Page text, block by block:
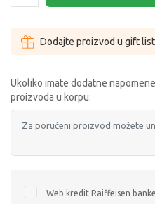
Dodajte proizvod u gift
Ukoliko imate dodatne
proizvoda u korpu:
Web kredit Raiffeisen